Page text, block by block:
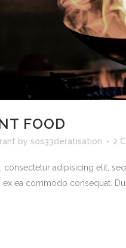
FOOD
by sos33deratisation 2
consectetur adipisicing elit,
ea commodo consequat.